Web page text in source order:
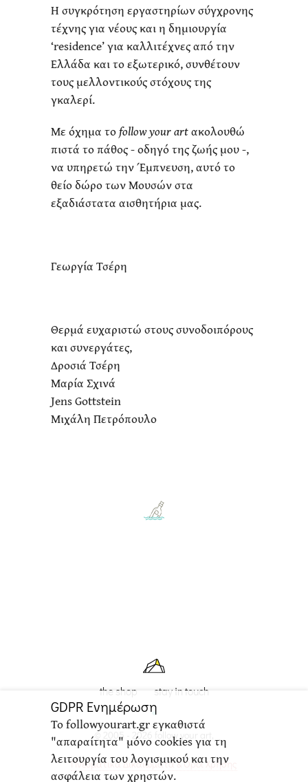
Η συγκρότηση εργαστηρίων σύγχρονης
τέχνης για νέους και η δημιουργία
‘residence’ για καλλιτέχνες από την
Ελλάδα και το εξωτερικό, συνθέτουν
τους μελλοντικούς στόχους της
γκαλερί.
Με όχημα τοfollow your artακολουθώ
πιστά το πάθος - οδηγό της ζωής μου -,
να υπηρετώ την Έμπνευση, αυτό το
θείο δώρο των Μουσών στα
εξαδιάστατα αισθητήρια μας.
Γεωργία Τσέρη
Θερμά ευχαριστώ στους συνοδοιπόρους
και συνεργάτες,
Δροσιά Τσέρη
Μαρία Σχινά
Jens Gottstein
Μιχάλη Πετρόπουλο
the shop stay in touch
© 2005 - 2026 follow your art,
Πνευματικά Δικαιώματα & Όροι Χρήσης
GDPR Ενημέρωση
Το followyourart.gr εγκαθιστά
"απαραίτητα" μόνο cookies για τη
λειτουργία του λογισμικού και την
ασφάλεια των χρηστών.